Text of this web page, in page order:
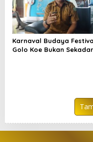
Karnaval Budaya
Golo Koe Bukan Sekadar